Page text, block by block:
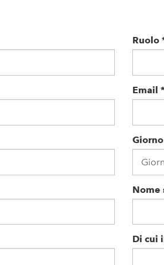
Ruolo
Email
Nome
Di cui